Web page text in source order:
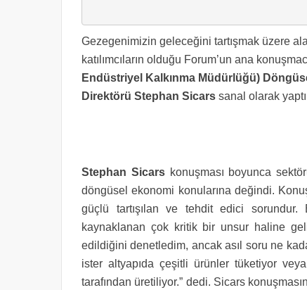
Gezegenimizin geleceğini tartışmak üzere
katılımcıların olduğu Forum’un ana
Endüstriyel Kalkınma Müdürlüğü)
Direktörü Stephan Sicars sanal olarak
Stephan Sicarskonuşması boyunca
döngüsel ekonomi konularına değindi.
güçlü tartışılan ve tehdit edici sorundur.
kaynaklanan çok kritik bir unsur haline
edildiğini denetledim, ancak asıl soru ne
ister altyapıda çeşitli ürünler tüketiyor
tarafından üretiliyor.” dedi. Sicars